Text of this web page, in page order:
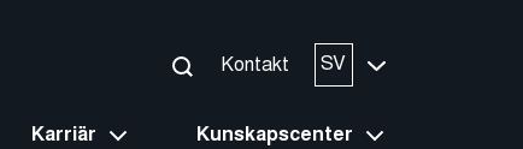
Kontakt SV
Karriär Kunskapscenter